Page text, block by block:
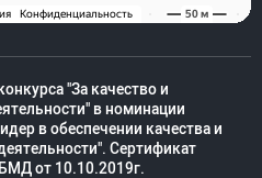
"За качество и
в номинации
в обеспечении качества и
Сертификат
от 10.10.2019г.